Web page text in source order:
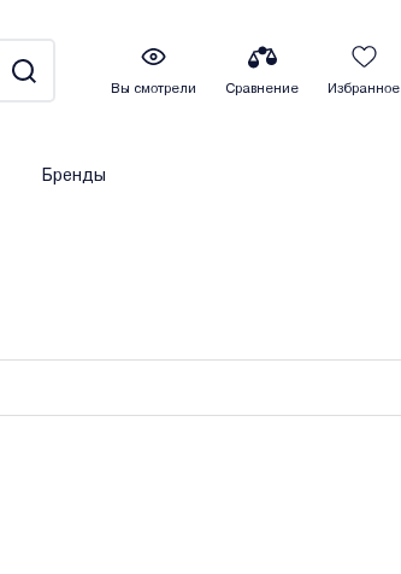
Вы смотрели Сравнение Избранное
Бренды